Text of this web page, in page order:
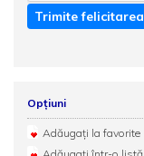
Trimite felicitarea
Opțiuni
Adăugați la favorite